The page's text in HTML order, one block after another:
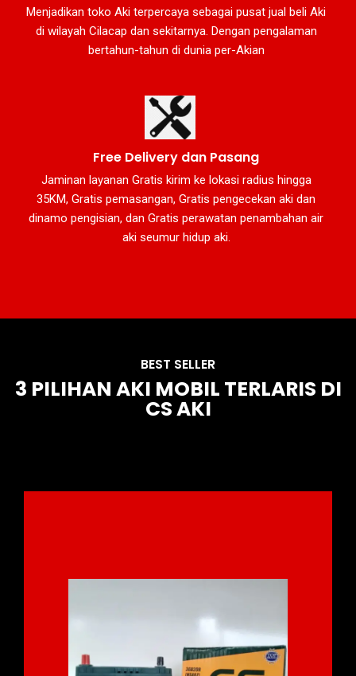
Menjadikan toko Aki terpercaya sebagai pusat jual beli Aki
di wilayah Cilacap dan sekitarnya. Dengan pengalaman
bertahun-tahun di dunia per-Akian
Free Delivery dan Pasang
Jaminan layanan Gratis kirim ke lokasi radius hingga
35KM, Gratis pemasangan, Gratis pengecekan aki dan
dinamo pengisian, dan Gratis perawatan penambahan air
aki seumur hidup aki.
BEST SELLER
3 PILIHAN AKI MOBIL TERLARIS DI
CS AKI